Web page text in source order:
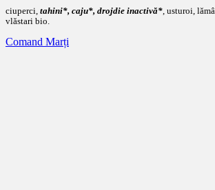
ciuperci, tahini*, caju*, drojdie inactivă* , usturoi,
vlăstari bio.
Comand Marți